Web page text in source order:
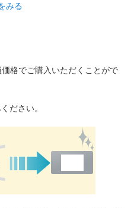
みる
格でご購入いただくことがで
ださい。